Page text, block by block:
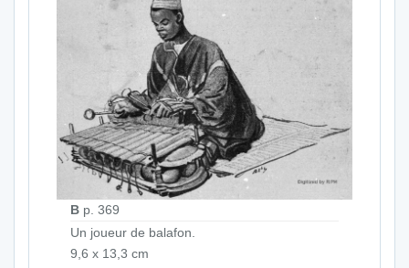
B p. 369
Un joueur de balafon.
9,6 x 13,3 cm